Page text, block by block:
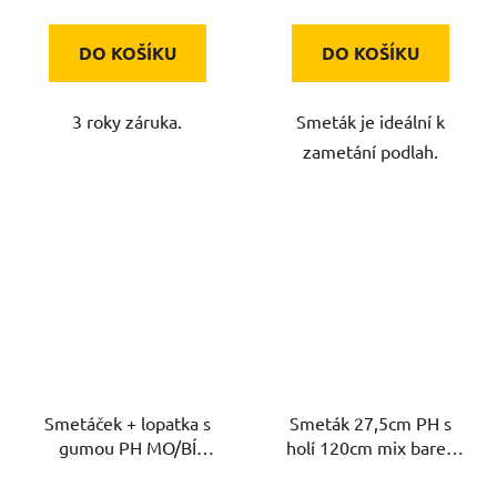
DO KOŠÍKU
3 roky záruka.
DO KOŠÍKU
Smeták je ideální k
zametání podlah.
Smetáček + lopatka s
gumou PH MO/BÍ
Smeták 27,5cm PH s
holí 120cm mix barev